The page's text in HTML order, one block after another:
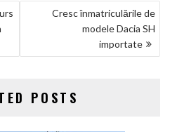
Cresc înmatriculările de
modele Dacia SH
importate
POSTS